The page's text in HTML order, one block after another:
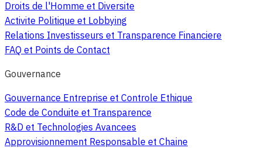
Droits de l'Homme et Diversite
Activite Politique et Lobbying
Relations Investisseurs et Transparence Financiere
FAQ et Points de Contact
Gouvernance
Gouvernance Entreprise et Controle Ethique
Code de Conduite et Transparence
R&D et Technologies Avancees
Approvisionnement Responsable et Chaine